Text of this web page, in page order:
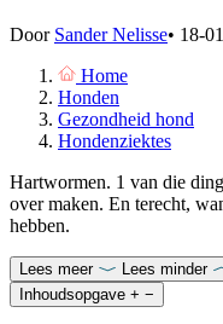
Door Sander Nelisse• 18-
Home
Honden
Gezondheid hond
Hondenziektes
Hartwormen. 1 van die
over maken. En terecht,
hebben.
Lees meer
Lees minder
Inhoudsopgave + −